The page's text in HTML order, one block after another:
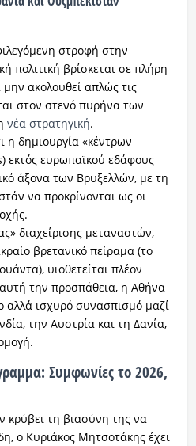
στροφή στην
πολιτική βρίσκεται σε πλήρη
ακολουθεί απλώς τις
στον στενό πυρήνα των
νέα στρατηγική.
η δημιουργία «κέντρων
εκτός ευρωπαϊκού εδάφους
άξονα των Βρυξελλών, με τη
να προκρίνονται ως οι
διαχείρισης μεταναστών,
βρετανικό πείραμα (το
υιοθετείται πλέον
την προσπάθεια, η Αθήνα
αλλά ισχυρό συνασπισμό μαζί
την Αυστρία και τη Δανία,
Συμφωνίες το 2026,
κρύβει τη βιασύνη της να
ο Κυριάκος Μητσοτάκης έχει